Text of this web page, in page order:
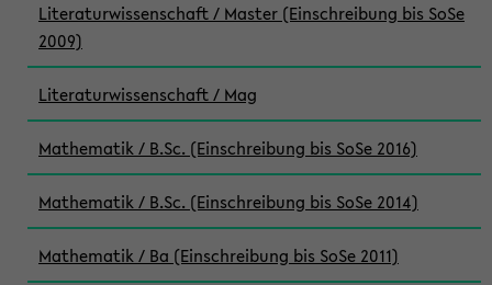
Literaturwissenschaft / Master (Einschreibung bis SoSe
2009)
Literaturwissenschaft / Mag
Mathematik / B.Sc. (Einschreibung bis SoSe 2016)
Mathematik / B.Sc. (Einschreibung bis SoSe 2014)
Mathematik / Ba (Einschreibung bis SoSe 2011)